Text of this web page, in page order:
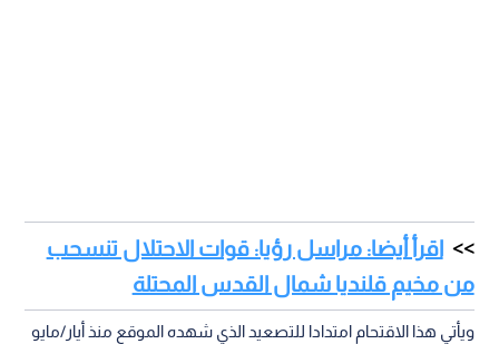
اقرأ أيضا: مراسل رؤيا: قوات الاحتلال تنسحب
من مخيم قلنديا شمال القدس المحتلة
ويأتي هذا الاقتحام امتدادا للتصعيد الذي شهده الموقع منذ أيار/مايو